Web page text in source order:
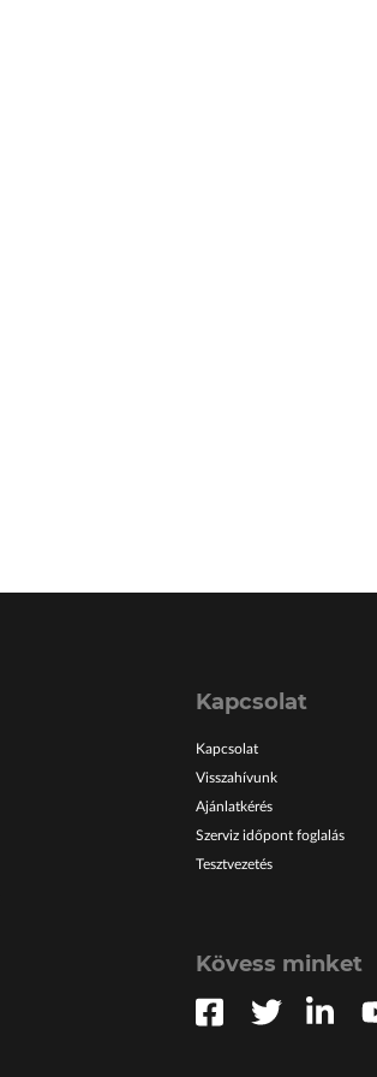
Kapcsolat
Kapcsolat
Visszahívunk
Ajánlatkérés
Szerviz időpont foglalás
Tesztvezetés
Kövess minket